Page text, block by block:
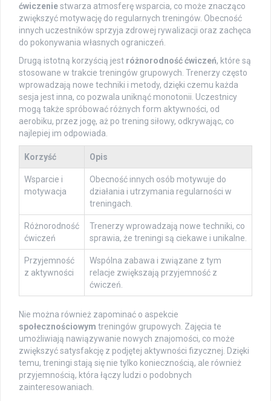
ćwiczeniestwarza atmosferę wsparcia, co może znacząco
zwiększyć motywację do regularnych treningów. Obecność
innych uczestników sprzyja zdrowej rywalizacji oraz zachęca
do pokonywania własnych ograniczeń.
Drugą istotną korzyścią jest różnorodność ćwiczeń, które są
stosowane w trakcie treningów grupowych. Trenerzy często
wprowadzają nowe techniki i metody, dzięki czemu każda
sesja jest inna, co pozwala uniknąć monotonii. Uczestnicy
mogą także spróbować różnych form aktywności, od
aerobiku, przez jogę, aż po trening siłowy, odkrywając, co
najlepiej im odpowiada.
Korzyść Opis
Wsparcie i
motywacja
Obecność innych osób motywuje do
działania i utrzymania regularności w
treningach.
Różnorodność
ćwiczeń
Trenerzy wprowadzają nowe techniki, co
sprawia, że treningi są ciekawe i unikalne.
Przyjemność
z aktywności
Wspólna zabawa i związane z tym
relacje zwiększają przyjemność z
ćwiczeń.
Nie można również zapominać o aspekcie
społecznościowym treningów grupowych. Zajęcia te
umożliwiają nawiązywanie nowych znajomości, co może
zwiększyć satysfakcję z podjętej aktywności fizycznej. Dzięki
temu, treningi stają się nie tylko koniecznością, ale również
przyjemnością, która łączy ludzi o podobnych
zainteresowaniach.